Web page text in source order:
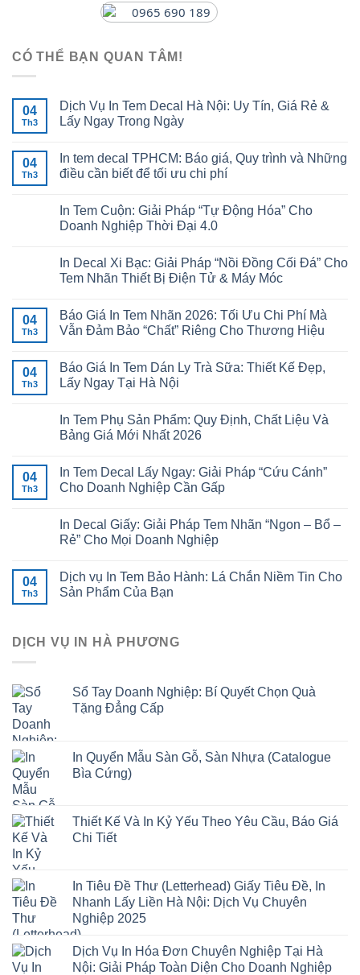
0965 690 189
CÓ THỂ BẠN QUAN TÂM!
04
Th3
Dịch Vụ In Tem Decal Hà Nội: Uy Tín, Giá Rẻ &
Lấy Ngay Trong Ngày
04
Th3
In tem decal TPHCM: Báo giá, Quy trình và Những
điều cần biết để tối ưu chi phí
In Tem Cuộn: Giải Pháp “Tự Động Hóa” Cho
Doanh Nghiệp Thời Đại 4.0
In Decal Xi Bạc: Giải Pháp “Nồi Đồng Cối Đá” Cho
Tem Nhãn Thiết Bị Điện Tử & Máy Móc
04
Th3
Báo Giá In Tem Nhãn 2026: Tối Ưu Chi Phí Mà
Vẫn Đảm Bảo “Chất” Riêng Cho Thương Hiệu
04
Th3
Báo Giá In Tem Dán Ly Trà Sữa: Thiết Kế Đẹp,
Lấy Ngay Tại Hà Nội
In Tem Phụ Sản Phẩm: Quy Định, Chất Liệu Và
Bảng Giá Mới Nhất 2026
04
Th3
In Tem Decal Lấy Ngay: Giải Pháp “Cứu Cánh”
Cho Doanh Nghiệp Cần Gấp
In Decal Giấy: Giải Pháp Tem Nhãn “Ngon – Bổ –
Rẻ” Cho Mọi Doanh Nghiệp
04
Th3
Dịch vụ In Tem Bảo Hành: Lá Chắn Niềm Tin Cho
Sản Phẩm Của Bạn
DỊCH VỤ IN HÀ PHƯƠNG
Sổ Tay Doanh Nghiệp: Bí Quyết Chọn Quà
Tặng Đẳng Cấp
In Quyển Mẫu Sàn Gỗ, Sàn Nhựa (Catalogue
Bìa Cứng)
Thiết Kế Và In Kỷ Yếu Theo Yêu Cầu, Báo Giá
Chi Tiết
In Tiêu Đề Thư (Letterhead) Giấy Tiêu Đề, In
Nhanh Lấy Liền Hà Nội: Dịch Vụ Chuyên
Nghiệp 2025
Dịch Vụ In Hóa Đơn Chuyên Nghiệp Tại Hà
Nội: Giải Pháp Toàn Diện Cho Doanh Nghiệp